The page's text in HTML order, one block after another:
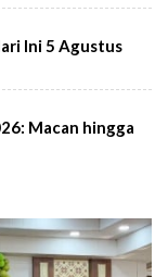
Ini 5 Agustus
Macan hingga